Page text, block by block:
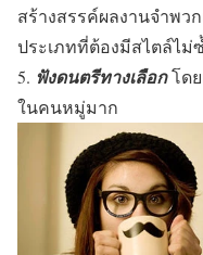
สร้างสรรค์ผลงานจำพ
ประเภทที่ต้องมีสไตล์ไม่
5. ฟังดนตรีทางเลือกโด
ในคนหมู่มาก